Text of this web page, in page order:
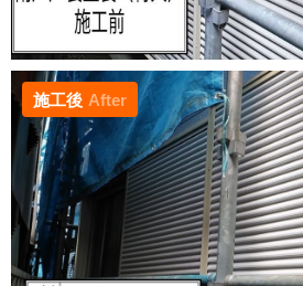
施工後 After